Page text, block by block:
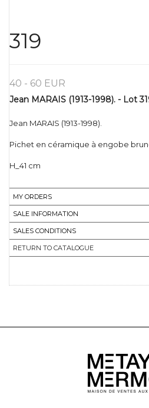
319
40 - 60 EUR
Jean MARAIS (1913-1998). - Lot
Jean MARAIS (1913-1998).
Pichet en céramique à engobe
H_41 cm
MY ORDERS
SALE INFORMATION
SALES CONDITIONS
RETURN TO CATALOGUE